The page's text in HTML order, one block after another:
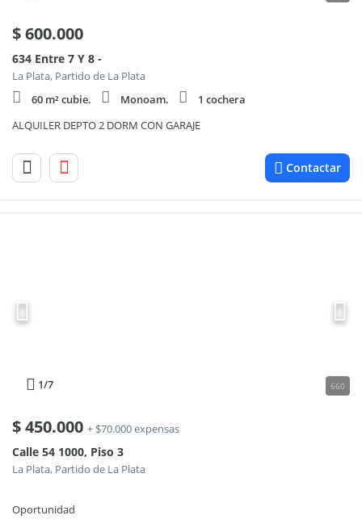
$600.000
634 Entre 7 Y 8 -
La Plata, Partido de La Plata
60 m² cubie.
Monoam.
1 cochera
ALQUILER DEPTO 2 DORM CON GARAJE
Contactar
1/7 660
$450.000 + $70.000 expensas
Calle 54 1000, Piso 3
La Plata, Partido de La Plata
Oportunidad